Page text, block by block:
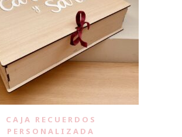
CAJA RECUERDOS
PERSONALIZADA